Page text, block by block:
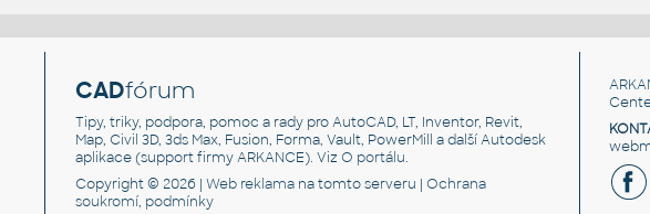
CADfórum
Tipy, triky, podpora, pomoc a rady pro AutoCAD, LT, Inventor, Revit,
Map, Civil 3D, 3ds Max, Fusion, Forma, Vault, PowerMill a další Autodesk
aplikace (support firmy ARKANCE). VizO portálu.
Copyright © 2026 |Web reklama na tomto serveru |Ochrana
soukromí, podmínky